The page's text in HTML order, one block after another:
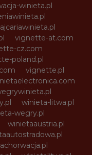
winieta.pl
vignette-at.com
cz.com
poland.pl
vignette.pl
winieta-litwa.pl
wegry.pl
winietaaustria.pl